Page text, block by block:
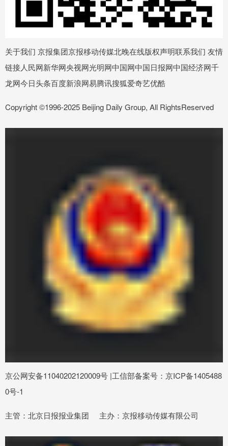
关于我们 京报集团京报移动传媒北晚在线版权声明联系我们 友情
链接人民网新华网央视网光明网中国网中国日报网中国经济网千
龙网今日头条百度新浪网易腾讯搜狐爱奇艺优酷
Copyright ©1996-2025 Beijing Daily Group, All RightsReserved
京公网安备11040202120009号 |工信部备案号：京ICP备1405488
0号-1
主管：北京日报报业集团 主办：京报移动传媒有限公司